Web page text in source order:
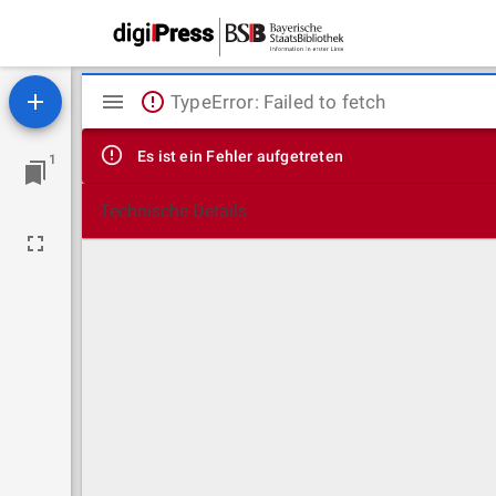
1
Mirador
Viewer
TypeError: Failed to fetch
Es ist ein Fehler aufgetreten
Technische Details